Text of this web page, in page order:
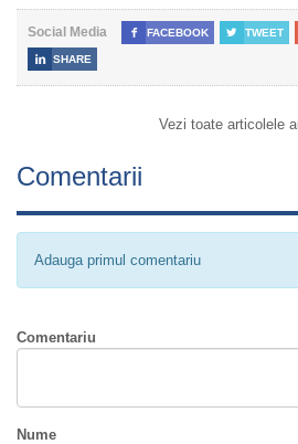
Social Media  FACEBOOK  TWEET
 SHARE
Vezi toate articolele
Comentarii
Adauga primul comentariu
Comentariu
Nume